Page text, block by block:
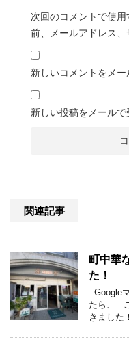
次回のコメントで使
前、メールアドレス、
新しいコメントをメー
新しい投稿をメールで
関連記事
町中華
た！
Google
たら、
きまし